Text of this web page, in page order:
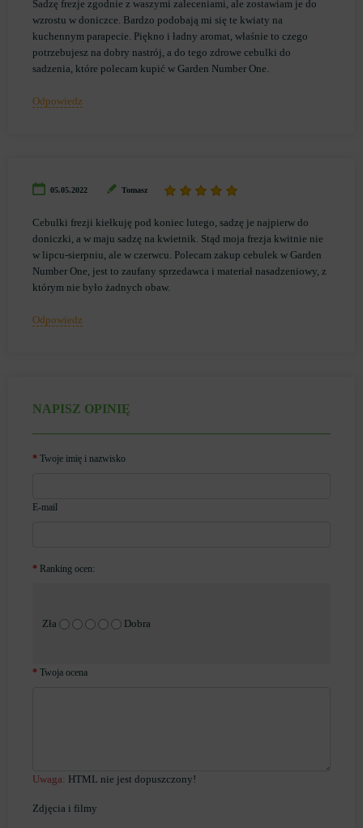
Sadzę frezje zgodnie z waszymi zaleceniami, ale zostawiam je do
wzrostu w doniczce. Bardzo podobają mi się te kwiaty na
kuchennym parapecie. Piękno i ładny aromat, właśnie to czego
potrzebujesz na dobry nastrój, a do tego zdrowe cebulki do
sadzenia, które polecam kupić w Garden Number One.
Odpowiedz
05.05.2022 Tomasz
Cebulki frezji kiełkuję pod koniec lutego, sadzę je najpierw do
doniczki, a w maju sadzę na kwietnik. Stąd moja frezja kwitnie nie
w lipcu-sierpniu, ale w czerwcu. Polecam zakup cebulek w Garden
Number One, jest to zaufany sprzedawca i materiał nasadzeniowy, z
którym nie było żadnych obaw.
Odpowiedz
NAPISZ OPINIĘ
Twoje imię i nazwisko
E-mail
Ranking ocen:
Zła Dobra
Twoja ocena
Uwaga: HTML nie jest dopuszczony!
Zdjęcia i filmy